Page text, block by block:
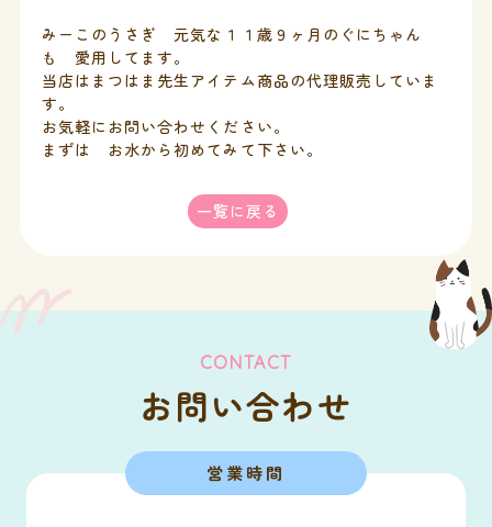
みーこのうさぎ 元気な１１歳９ヶ月のぐにちゃん
も 愛用してます。
当店はまつはま先生アイテム商品の代理販売していま
す。
お気軽にお問い合わせください。
まずは お水から初めてみて下さい。
一覧に戻る
CONTACT
お問い合わせ
営業時間